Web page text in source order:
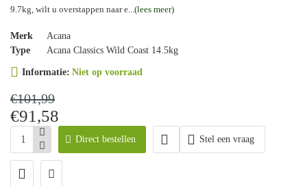
9.7kg, wilt u overstappen naar e...(lees meer)
Merk
Acana
Type
Acana Classics Wild Coast 14.5kg
Informatie: Niet op voorraad
€91,58
€101,99
Direct bestellen Stel een vraag